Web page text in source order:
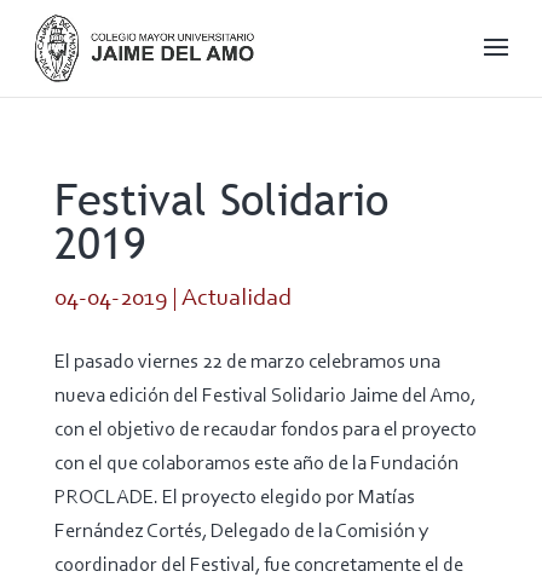
Festival Solidario
2019
04-04-2019| Actualidad
El pasado viernes 22 de marzo celebramos una
nueva edición del Festival Solidario Jaime del Amo,
con el objetivo de recaudar fondos para el proyecto
con el que colaboramos este año de la Fundación
PROCLADE. El proyecto elegido por Matías
Fernández Cortés, Delegado de la Comisión y
coordinador del Festival, fue concretamente el de